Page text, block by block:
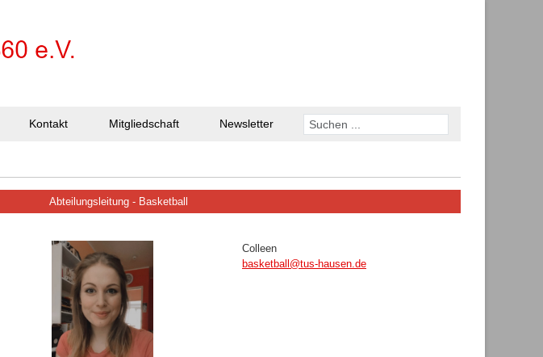
Kontakt Mitgliedschaft Newsletter
Abteilungsleitung - Basketball
Colleen
basketball@tus-hausen.de